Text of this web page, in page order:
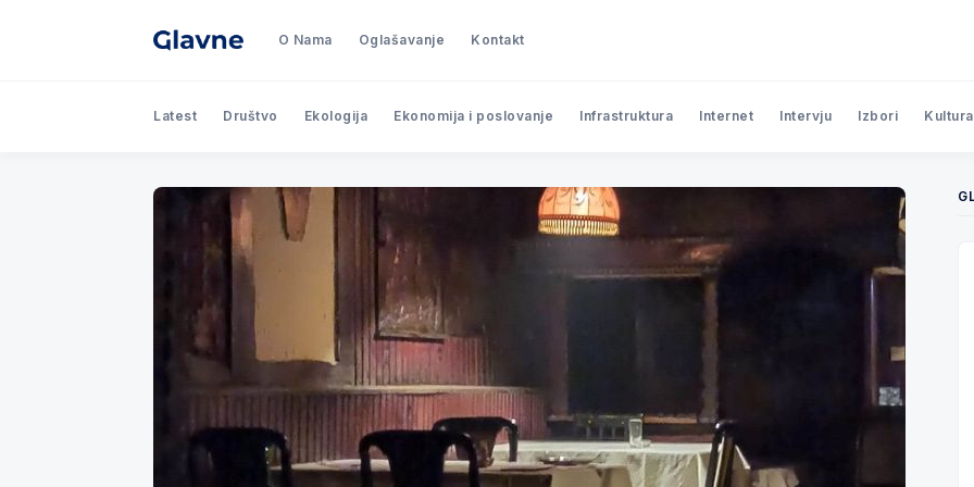
O Nama Oglašavanje Kontakt
Latest Društvo Ekologija Ekonomija i poslovanje Infrastruktura Internet Intervju Izbori